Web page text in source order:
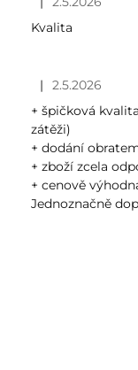
Hodnocení
Kvalita
Hodnocení
|
2.5.2026
+ špičková
zátěži)
+ dodání
+ zboží zcela
+ cenově
Jednoznačně